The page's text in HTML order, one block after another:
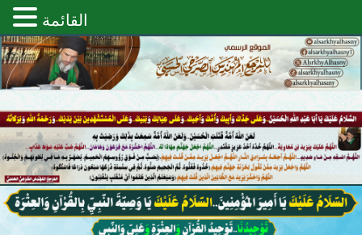
القائمة